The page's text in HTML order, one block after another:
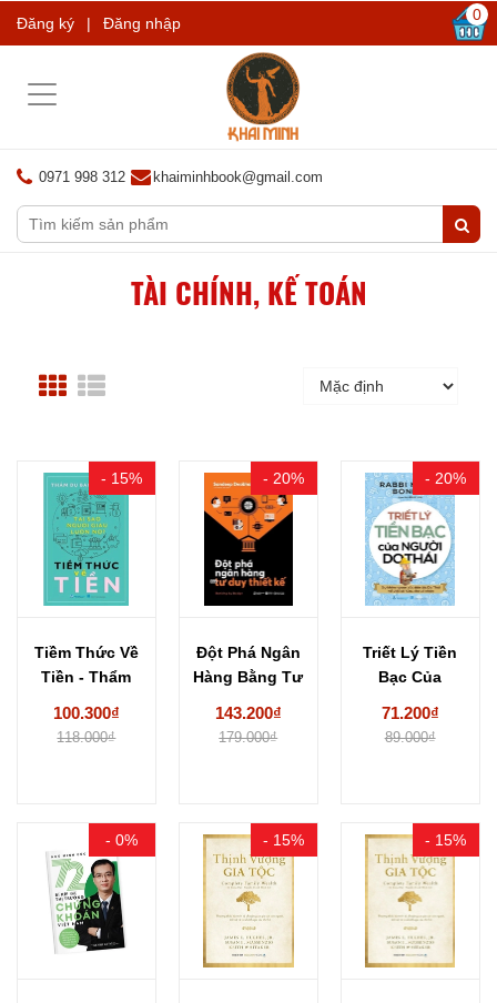
Đăng ký | Đăng nhập 0
Toggle
0971 998 312 khaiminhbook@gmail.com
TÀI CHÍNH, KẾ TOÁN
- 15%
Tiềm Thức Về
Tiền - Thẩm
100.300₫
118.000₫
- 20%
Đột Phá Ngân
Hàng Bằng Tư
143.200₫
179.000₫
- 20%
Triết Lý Tiền
Bạc Của
71.200₫
89.000₫
- 0% - 15% - 15%